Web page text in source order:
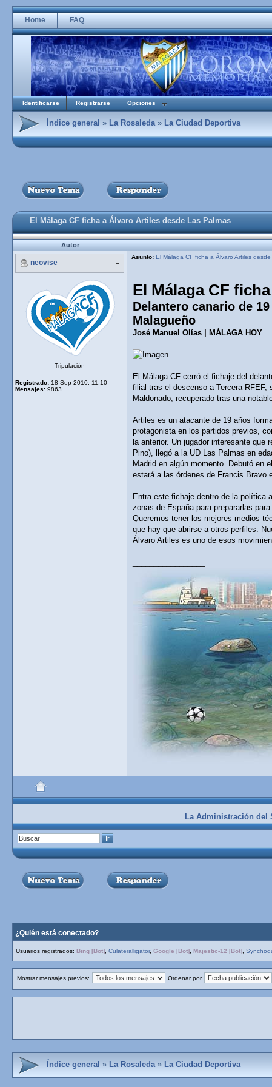
Home FAQ
Identificarse Registrarse Opciones
Índice general » La Rosaleda» La Ciudad Deportiva
El Málaga CF ficha a Álvaro Artiles desde Las Palmas
Autor
neovise
Asunto: El Málaga CF ficha a Álvaro Artiles
Tripulación
Registrado: 18 Sep 2010, 11:10
Mensajes: 9863
El Málaga CF
Delantero canario de
Malagueño
José Manuel Olías | MÁLAGA HOY
El Málaga CF cerró el fichaje del
filial tras el descenso a Tercera RFEF,
Maldonado, recuperado tras una
Artiles es un atacante de 19 años
protagonista en los partidos previos,
la anterior. Un jugador interesante
Pino), llegó a la UD Las Palmas en
Madrid en algún momento. Debutó en
estará a las órdenes de Francis Bravo
Entra este fichaje dentro de la política
zonas de España para prepararlas
Queremos tener los mejores medios
que hay que abrirse a otros perfiles.
Álvaro Artiles es uno de esos
La Administración del
¿Quién está conectado?
Usuarios registrados: Bing [Bot] Culateralligator, Google [Bot] Majestic-12 [Bot]
Mostrar mensajes previos: Ordenar por
Índice general » La Rosaleda» La Ciudad Deportiva